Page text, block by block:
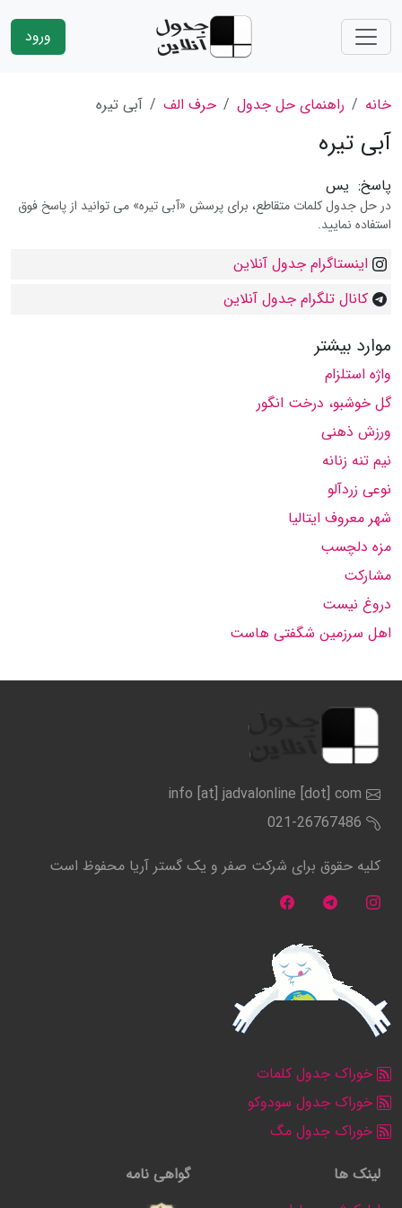
ورود
خانه راهنمای حل جدول حرف الف آبی تیره
آبی تیره
پاسخ: یس
در حل جدول کلمات متقاطع، برای پرسش «آبی تیره» می توانید از پاسخ فوق
استفاده نمایید.
اینستاگرام جدول آنلاین
کانال تلگرام جدول آنلاین
موارد بیشتر
واژه استلزام
گل خوشبو، درخت انگور
ورزش ذهنی
نیم تنه زنانه
نوعی زردآلو
شهر معروف ایتالیا
مزه دلچسب
مشاركت
دروغ نیست
اهل سرزمین شگفتی هاست
info [at] jadvalonline [dot] com
021-26767486
کلیه حقوق برای شرکت صفر و یک گستر آریا محفوظ است
خوراک جدول کلمات
خوراک جدول سودوکو
خوراک جدول مگ
لینک ها
گواهی نامه